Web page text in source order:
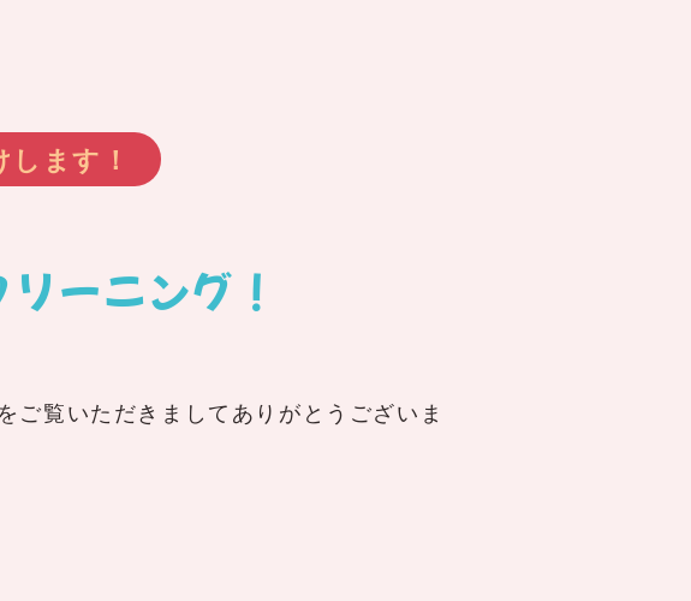
ます！
ーニング！
ご覧いただきましてありがとうございま